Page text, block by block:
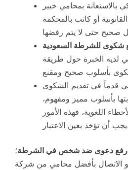
بالاستعانة بمحامي خبير
أو كاتب بالمحكمة
شكوى للشرطة السعودية
لديه الخبرة حول طريقة
قدماً في تقديم الشكوى
بأسلوب مميز ومفهوم،
اللغوية، فهذه الأمور
يجب أن تؤخذ بعين الاعتبار.
رفع دعوى ضد شخص في الشرطة؛
الاتصال بأفضل محامي من شركة